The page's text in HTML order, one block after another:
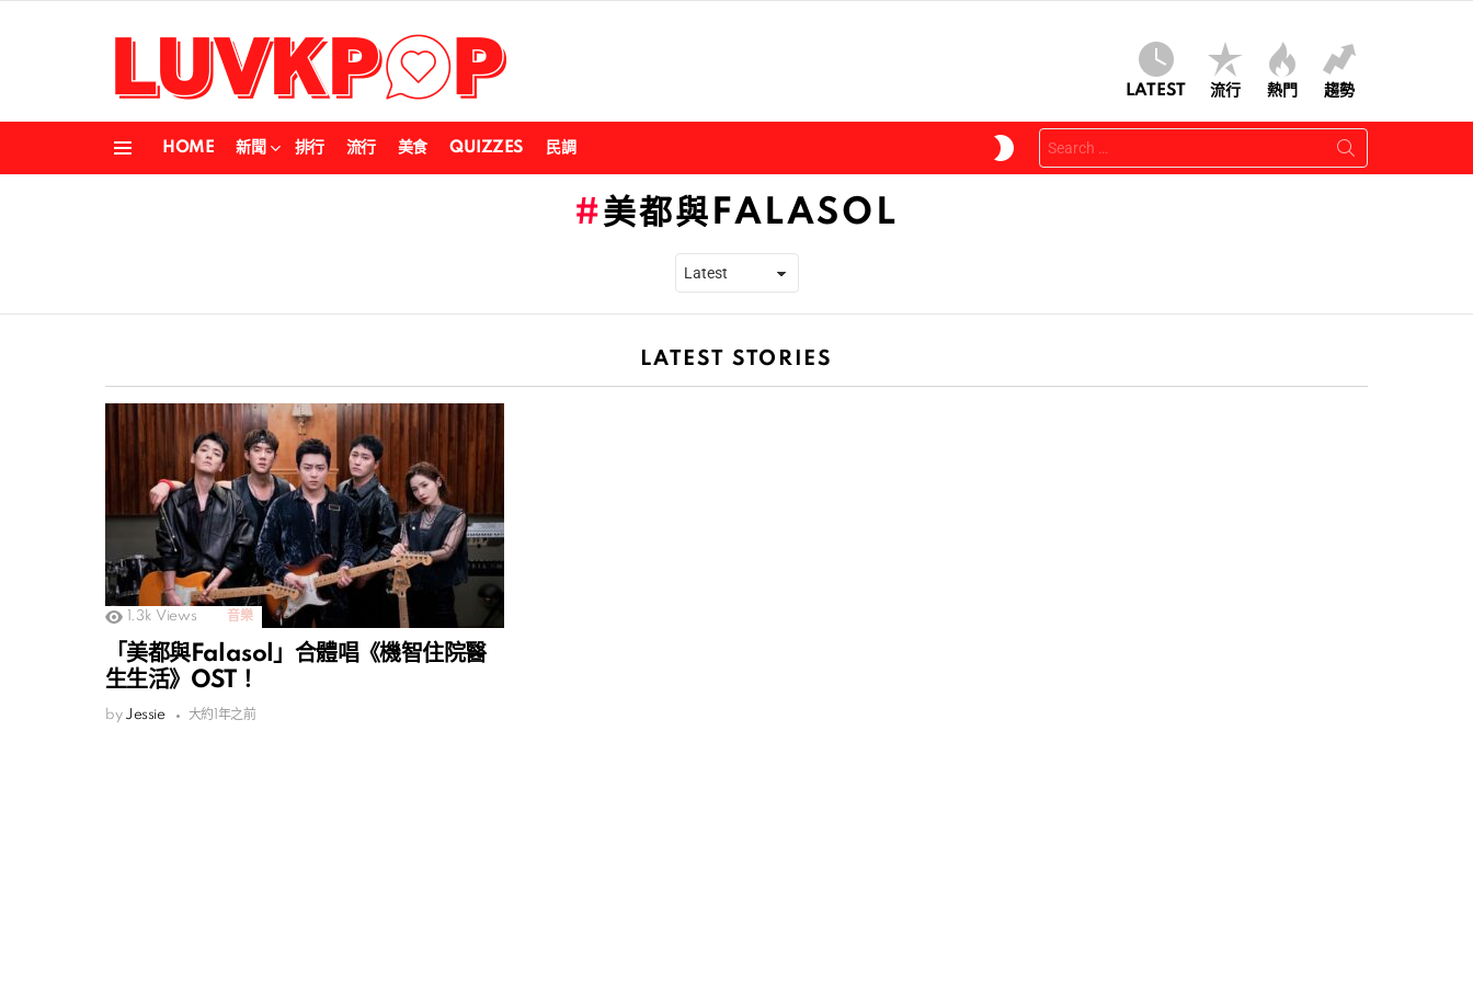
LATEST 流行 熱門 趨勢
HOME 新聞 排行 流行 美食 QUIZZES 民調
SKIN
Search
for:
美都與FALASOL
LATEST STORIES
1.3k Views 音樂
「美都與Falasol」合體唱《機智住院醫
生生活》OST！
by Jessie 大約1年之前